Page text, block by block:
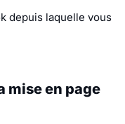
depuis laquelle vous
mise en page